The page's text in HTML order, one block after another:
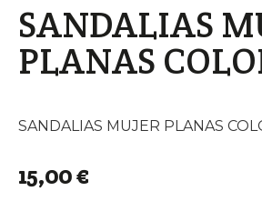
SANDALIAS
PLANAS
SANDALIAS MUJER PLANAS
15,00€